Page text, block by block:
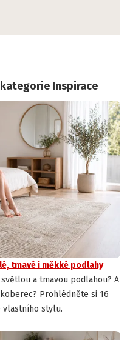
Inspirace
tmavé i měkké podlahy
a tmavou podlahou? A
Prohlédněte si 16
vlastního stylu.